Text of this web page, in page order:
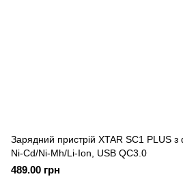
Зарядний пристрій XTAR SC1 PLUS з
Ni-Cd/Ni-Mh/Li-Ion, USB QC3.0
489.00 грн